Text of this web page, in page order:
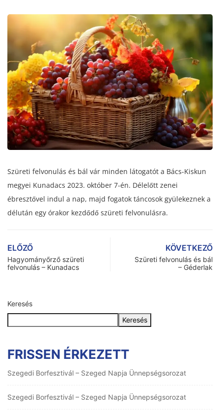
Szüreti felvonulás és bál vár minden látogatót a Bács-Kiskun
megyei Kunadacs 2023. október 7-én. Délelőtt zenei
ébresztővel indul a nap, majd fogatok táncosok gyülekeznek a
délután egy órakor kezdődő szüreti felvonulásra.
ELŐZŐ
Hagyományőrző szüreti
felvonulás – Kunadacs
KÖVETKEZŐ
Szüreti felvonulás és bál
– Géderlak
Keresés
Keresés
FRISSEN ÉRKEZETT
Szegedi Borfesztivál – Szeged Napja Ünnepségsorozat
Szegedi Borfesztivál – Szeged Napja Ünnepségsorozat